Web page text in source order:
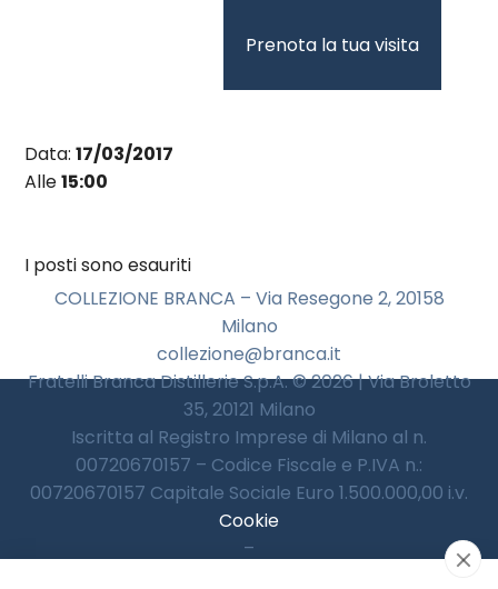
Prenota la tua visita
Data:17/03/2017
Alle15:00
I posti sono esauriti
COLLEZIONE BRANCA – Via Resegone 2, 20158
Milano
collezione@branca.it
Fratelli Branca Distillerie S.p.A. © 2026 | Via Broletto
35, 20121 Milano
Iscritta al Registro Imprese di Milano al n.
00720670157 – Codice Fiscale e P.IVA n.:
00720670157 Capitale Sociale Euro 1.500.000,00 i.v.
Cookie
–